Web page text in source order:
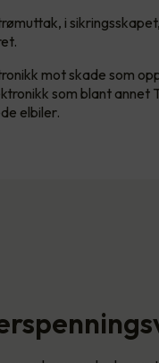
i
mot skade som
som blant annet
elbiler.